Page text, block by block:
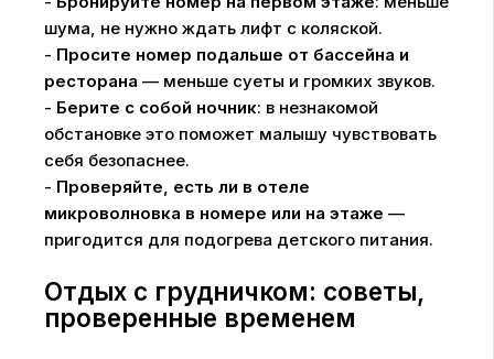
шума, не нужно ждать лифт с коляской.
- Просите номер подальше от бассейна и
ресторана — меньше суеты и громких звуков.
- Берите с собой ночник: в незнакомой
обстановке это поможет малышу чувствовать
себя безопаснее.
- Проверяйте, есть ли в отеле
микроволновка в номере или на этаже —
пригодится для подогрева детского питания.
Отдых с грудничком: советы,
проверенные временем